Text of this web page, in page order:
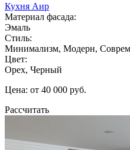
Кухня Аир
Материал фасада:
Эмаль
Стиль:
Минимализм, Модерн,
Цвет:
Орех, Черный
Цена: от 40 000 руб.
Рассчитать